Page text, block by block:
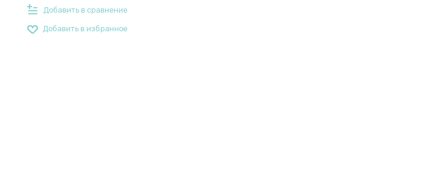
Добавить в сравнение
Добавить в избранное